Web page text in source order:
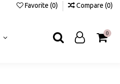
Favorite (0) Compare (0)
0